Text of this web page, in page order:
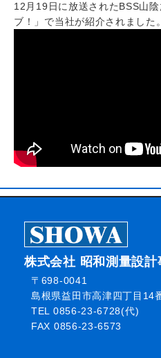
12月19日に放送されたBSS山陰
ブ！」で当社が紹介されました。
株式会社 昭和測量設計
〒698-0041
島根県益田市高津四丁目14
TEL 0856-23-6728(代)
FAX 0856-23-6573